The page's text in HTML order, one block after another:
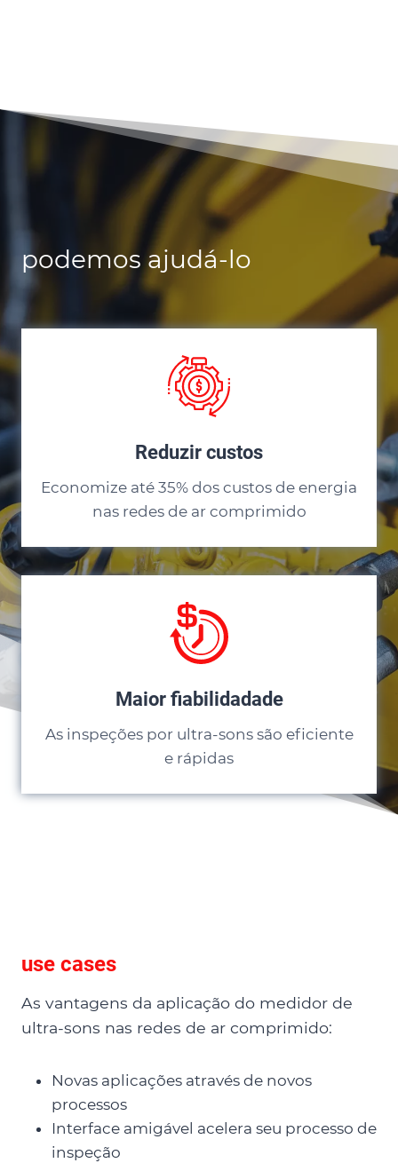
podemos ajudá-lo
Reduzir custos
Economize até 35% dos custos de energia
nas redes de ar comprimido
Maior fiabilidadade
As inspeções por ultra-sons são eficiente
e rápidas
use cases
As vantagens da aplicação do medidor de
ultra-sons nas redes de ar comprimido:
Novas aplicações através de novos
processos
Interface amigável acelera seu processo de
inspeção